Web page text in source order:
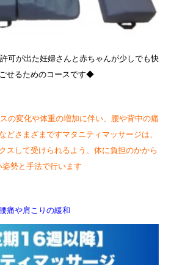
可が出た妊婦さんと赤ちゃんが少しでも快
せるためのコースです◆
の変化や体重の増加に伴い、腰や背中の痛
どさまざまですマタニティマッサージは、
スして受けられるよう、体に負担のかから
姿勢と手法で行います
腰痛や肩こりの緩和